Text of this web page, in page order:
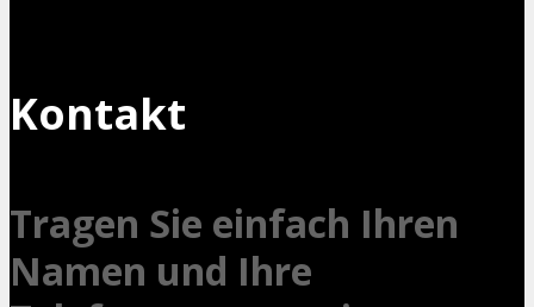
Kontakt
Tragen Sie einfach Ihren
Namen und Ihre